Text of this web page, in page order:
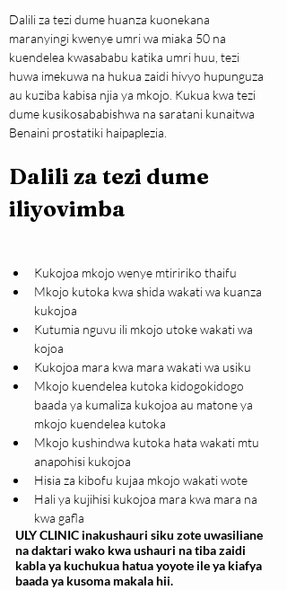
Dalili za tezi dume huanza kuonekana
maranyingi kwenye umri wa miaka 50 na
kuendelea kwasababu katika umri huu, tezi
huwa imekuwa na hukua zaidi hivyo hupunguza
au kuziba kabisa njia ya mkojo. Kukua kwa tezi
dume kusikosababishwa na saratani kunaitwa
Benaini prostatiki haipaplezia.
Dalili za tezi dume
iliyovimba
Kukojoa mkojo wenye mtiririko thaifu
Mkojo kutoka kwa shida wakati wa kuanza
kukojoa
Kutumia nguvu ili mkojo utoke wakati wa
kojoa
Kukojoa mara kwa mara wakati wa usiku
Mkojo kuendelea kutoka kidogokidogo
baada ya kumaliza kukojoa au matone ya
mkojo kuendelea kutoka
Mkojo kushindwa kutoka hata wakati mtu
anapohisi kukojoa
Hisia za kibofu kujaa mkojo wakati wote
Hali ya kujihisi kukojoa mara kwa mara na
kwa gafla
ULY CLINIC inakushauri siku zote uwasiliane
na daktari wako kwa ushauri na tiba zaidi
kabla ya kuchukua hatua yoyote ile ya kiafya
baada ya kusoma makala hii.